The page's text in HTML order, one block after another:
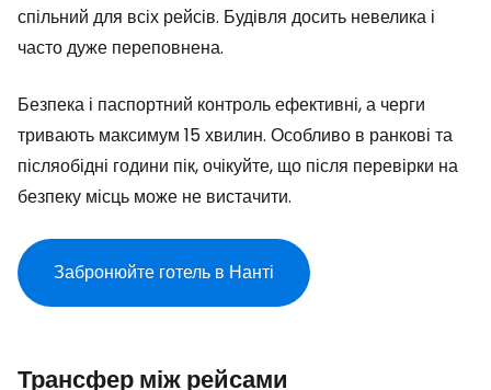
спільний для всіх рейсів. Будівля досить невелика і
часто дуже переповнена.
Безпека і паспортний контроль ефективні, а черги
тривають максимум 15 хвилин. Особливо в ранкові та
післяобідні години пік, очікуйте, що після перевірки на
безпеку місць може не вистачити.
Забронюйте готель в Нанті
Трансфер між рейсами